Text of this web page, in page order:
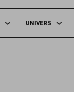
UNIVERS